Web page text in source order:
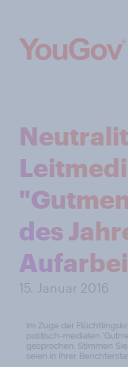
des
15. Januar 2016